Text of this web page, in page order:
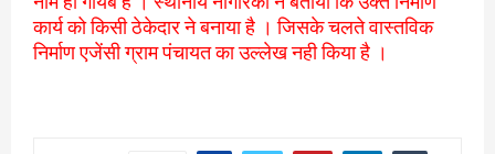
कार्य को किसी ठेकेदार ने बनाया है । जिसके चलते वास्तविक
निर्माण एजेंसी ग्राम पंचायत का उल्लेख नही किया है ।